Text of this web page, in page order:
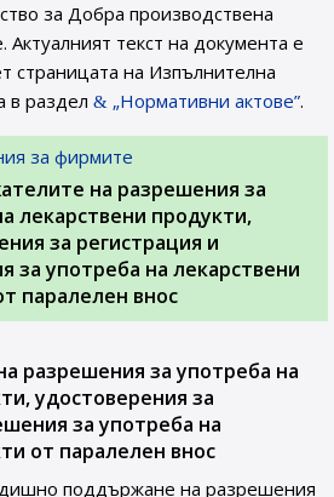
за Добра производствена
Актуалният текст на документа е
страницата на Изпълнителна
в раздел
„Нормативни актове”.
за фирмите
на разрешения за
лекарствени продукти,
за регистрация и
за употреба на лекарствени
паралелен внос
разрешения за употреба на
удостоверения за
за употреба на
от паралелен внос
поддържане на разрешения